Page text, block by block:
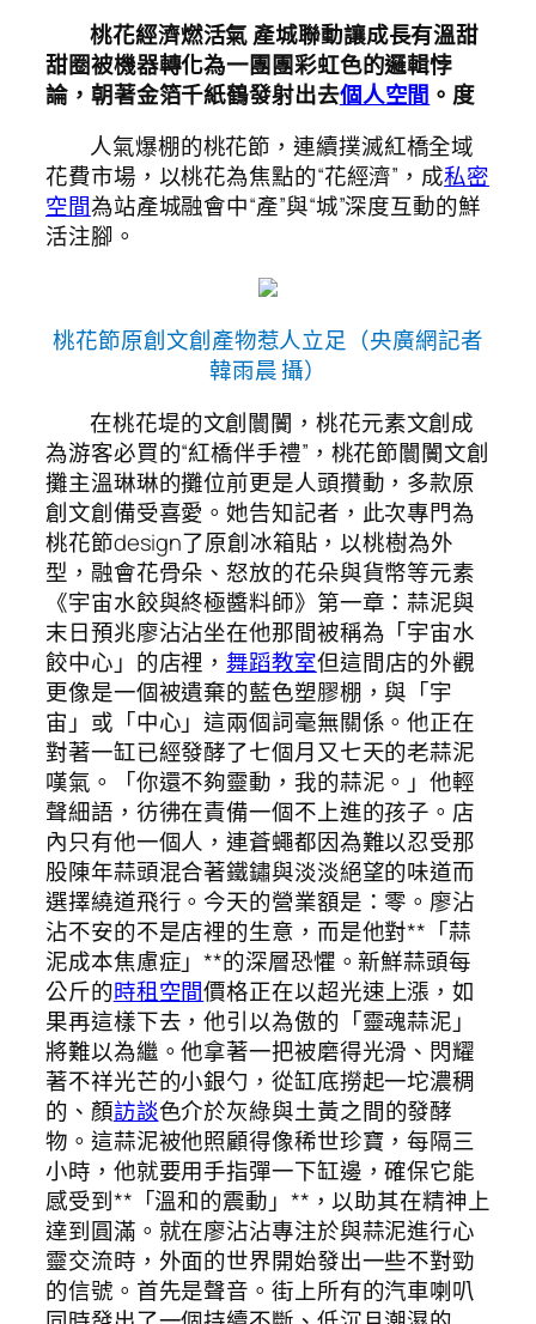
桃花經濟燃活氣 產城聯動讓成長有溫甜
甜圈被機器轉化為一團團彩虹色的邏輯悖
論，朝著金箔千紙鶴發射出去個人空間 。度
人氣爆棚的桃花節，連續撲滅紅橋全域
花費市場，以桃花為焦點的“花經濟”，成私密
空間為站產城融會中“產”與“城”深度互動的鮮
活注腳。
桃花節原創文創產物惹人立足（央廣網記者
韓雨晨 攝）
在桃花堤的文創闤闠，桃花元素文創成
為游客必買的“紅橋伴手禮”，桃花節闤闠文創
攤主溫琳琳的攤位前更是人頭攢動，多款原
創文創備受喜愛。她告知記者，此次專門為
桃花節design了原創冰箱貼，以桃樹為外
型，融會花骨朵、怒放的花朵與貨幣等元素
《宇宙水餃與終極醬料師》第一章：蒜泥與
末日預兆廖沾沾坐在他那間被稱為「宇宙水
餃中心」的店裡， 舞蹈教室但這間店的外觀
更像是一個被遺棄的藍色塑膠棚，與「宇
宙」或「中心」這兩個詞毫無關係。他正在
對著一缸已經發酵了七個月又七天的老蒜泥
嘆氣。「你還不夠靈動，我的蒜泥。」他輕
聲細語，彷彿在責備一個不上進的孩子。店
內只有他一個人，連蒼蠅都因為難以忍受那
股陳年蒜頭混合著鐵鏽與淡淡絕望的味道而
選擇繞道飛行。今天的營業額是：零。廖沾
沾不安的不是店裡的生意，而是他對**「蒜
泥成本焦慮症」**的深層恐懼。新鮮蒜頭每
公斤的時租空間價格正在以超光速上漲，如
果再這樣下去，他引以為傲的「靈魂蒜泥」
將難以為繼。他拿著一把被磨得光滑、閃耀
著不祥光芒的小銀勺，從缸底撈起一坨濃稠
的、顏訪談色介於灰綠與土黃之間的發酵
物。這蒜泥被他照顧得像稀世珍寶，每隔三
小時，他就要用手指彈一下缸邊，確保它能
感受到**「溫和的震動」**，以助其在精神上
達到圓滿。就在廖沾沾專注於與蒜泥進行心
靈交流時，外面的世界開始發出一些不對勁
的信號。首先是聲音。街上所有的汽車喇叭